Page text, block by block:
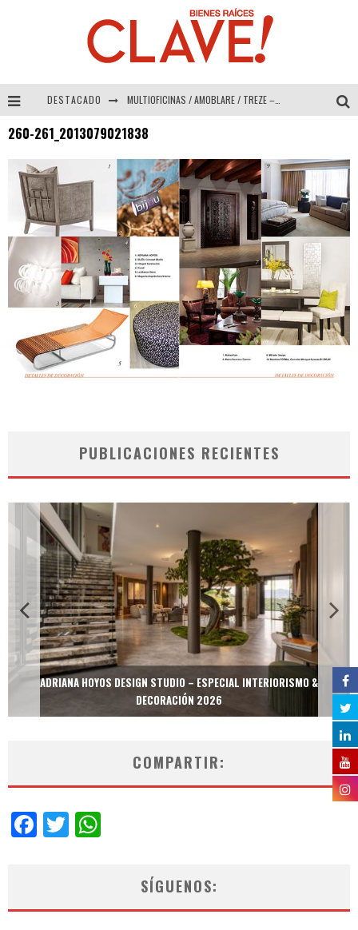
DESTACADO MULTIOFICINAS / AMOBLARE / TREZE – Especial Interiorismo & Decoración 2026
COLINEAL – Especial Interiorismo & Decoración 2026
ADRIANA HOYOS DESIGN STUDIO – Especial Interiorismo & Decoración 2026
260-261_2013079021838
PUBLICACIONES RECIENTES
ADRIANA HOYOS DESIGN STUDIO – ESPECIAL INTERIORISMO &
DECORACIÓN 2026
COMPARTIR:
Facebook
Twitter
SÍGUENOS: